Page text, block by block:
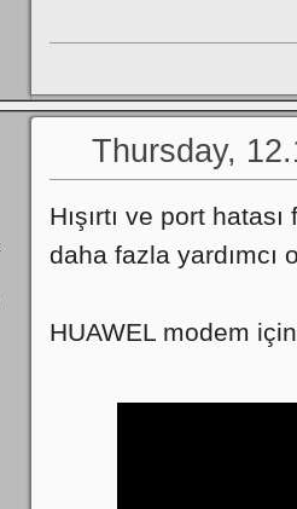
Thursday,
Hışırtı ve port
daha fazla yardımcı
HUAWEL modem